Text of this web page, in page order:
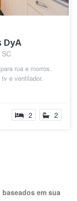
DyA
rua e morros.
e ventilador.
2 2
em sua